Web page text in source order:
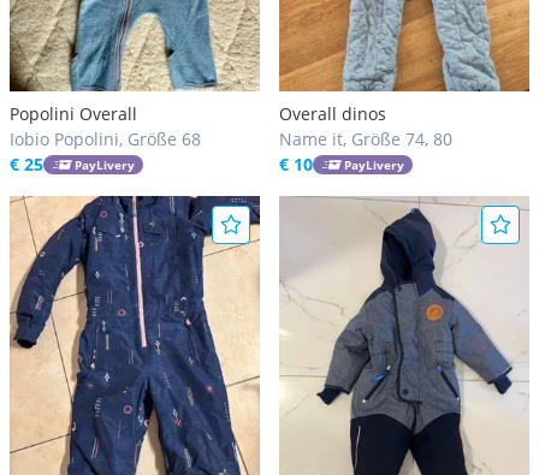
Popolini Overall
Iobio Popolini, Größe 68
€ 25
PayLivery
Overall dinos
Name it, Größe 74, 80
€ 10
PayLivery